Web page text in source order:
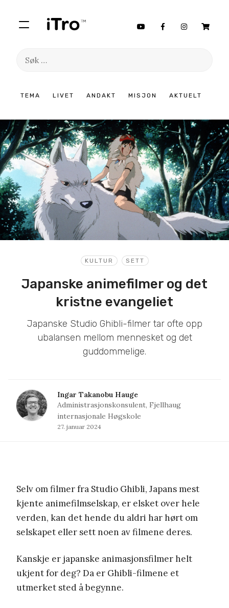
TEMA LIVET ANDAKT MISJON AKTUELT
Søk
innhold
KULTUR SETT
Japanske animefilmer og det
kristne evangeliet
Japanske Studio Ghibli-filmer tar ofte opp
ubalansen mellom mennesket og det
guddommelige.
Ingar Takanobu Hauge
Administrasjonskonsulent, Fjellhaug
internasjonale Høgskole
27. januar 2024
Selv om filmer fra Studio Ghibli, Japans mest
kjente animefilmselskap, er elsket over hele
verden, kan det hende du aldri har hørt om
selskapet eller sett noen av filmene deres.
Kanskje er japanske animasjonsfilmer helt
ukjent for deg? Da er Ghibli-filmene et
utmerket sted å begynne.